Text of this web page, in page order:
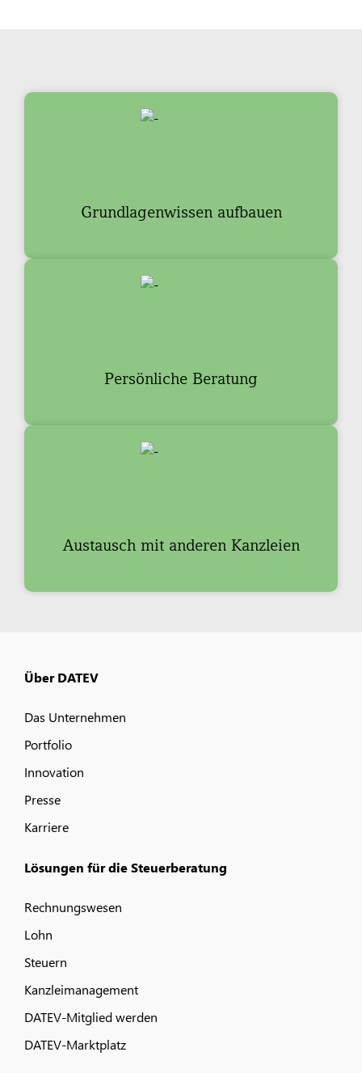
Grundlagenwissen aufbauen
Persönliche Beratung
Austausch mit anderen Kanzleien
Über DATEV
Das Unternehmen
Portfolio
Innovation
Presse
Karriere
Lösungen für die Steuerberatung
Rechnungswesen
Lohn
Steuern
Kanzleimanagement
DATEV-Mitglied werden
DATEV-Marktplatz